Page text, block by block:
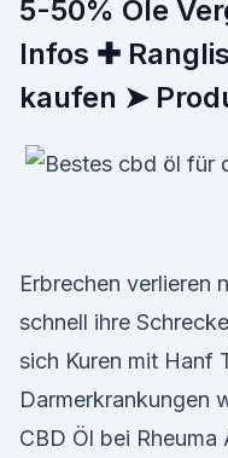
5-50% Öle
Infos ✚
kaufen ➤
Erbrechen verlieren
schnell ihre
sich Kuren mit Hanf
Darmerkrankungen
CBD Öl bei